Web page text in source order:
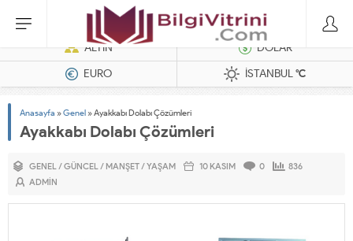
Dizel Jeneratörler
ALTIN
DOLAR
EURO
İSTANBUL°C
Anasayfa »Genel »Ayakkabı Dolabı Çözümleri
Ayakkabı Dolabı Çözümleri
GENEL/GÜNCEL/ MANŞET/YAŞAM 10 KASIM 0
836
ADMIN